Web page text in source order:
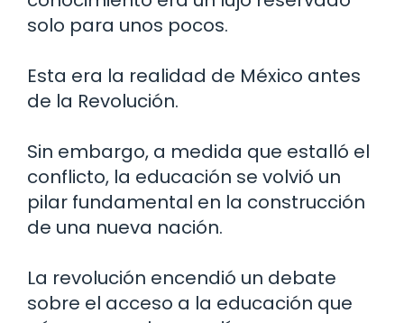
solo para unos pocos.
Esta era la realidad de México antes
de la Revolución.
Sin embargo, a medida que estalló el
conflicto, la educación se volvió un
pilar fundamental en la construcción
de una nueva nación.
La revolución encendió un debate
sobre el acceso a la educación que